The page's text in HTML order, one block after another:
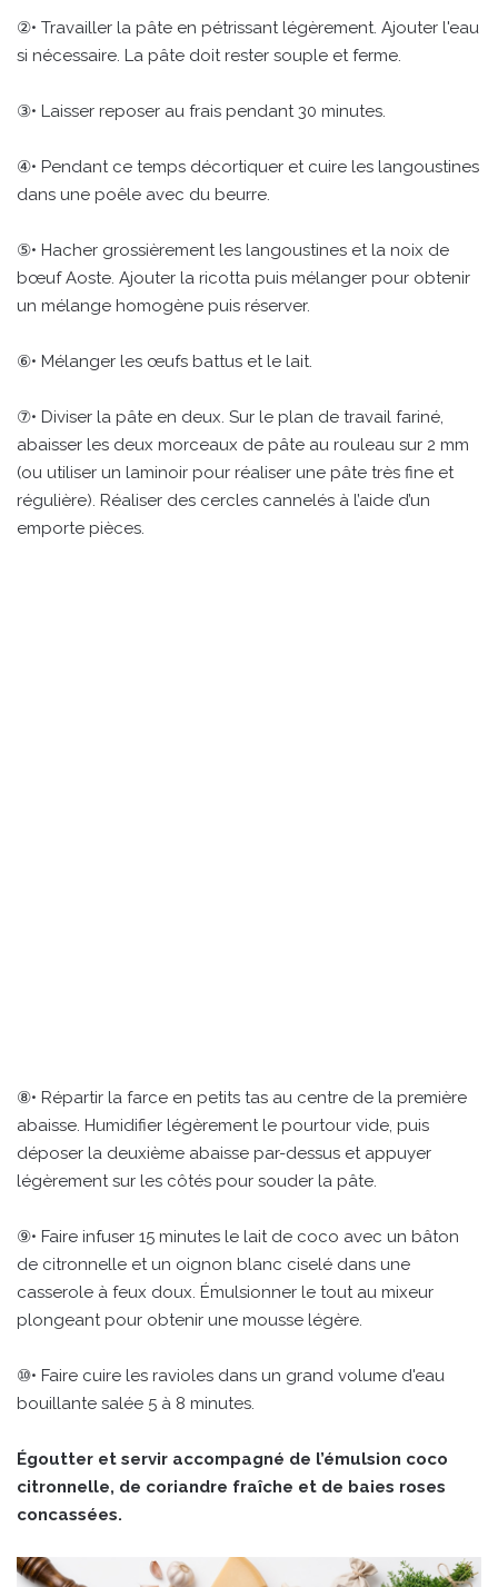
②• Travailler la pâte en pétrissant légèrement. Ajouter l'eau
si nécessaire. La pâte doit rester souple et ferme.
③• Laisser reposer au frais pendant 30 minutes.
④• Pendant ce temps décortiquer et cuire les langoustines
dans une poêle avec du beurre.
⑤• Hacher grossièrement les langoustines et la noix de
bœuf Aoste. Ajouter la ricotta puis mélanger pour obtenir
un mélange homogène puis réserver.
⑥• Mélanger les œufs battus et le lait.
⑦• Diviser la pâte en deux. Sur le plan de travail fariné,
abaisser les deux morceaux de pâte au rouleau sur 2 mm
(ou utiliser un laminoir pour réaliser une pâte très fine et
régulière). Réaliser des cercles cannelés à l’aide d’un
emporte pièces.
⑧• Répartir la farce en petits tas au centre de la première
abaisse. Humidifier légèrement le pourtour vide, puis
déposer la deuxième abaisse par-dessus et appuyer
légèrement sur les côtés pour souder la pâte.
⑨• Faire infuser 15 minutes le lait de coco avec un bâton
de citronnelle et un oignon blanc ciselé dans une
casserole à feux doux. Émulsionner le tout au mixeur
plongeant pour obtenir une mousse légère.
⑩• Faire cuire les ravioles dans un grand volume d'eau
bouillante salée 5 à 8 minutes.
Égoutter et servir accompagné de l’émulsion coco
citronnelle, de coriandre fraîche et de baies roses
concassées.